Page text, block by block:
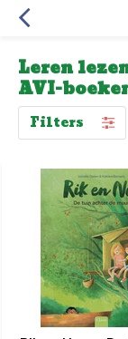
Leren
AVI-
Filters